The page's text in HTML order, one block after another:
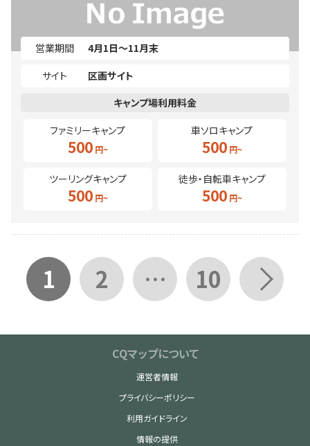
営業期間
4月1日～11月末
サイト
区画サイト
ファミリーキャンプ
500
車ソロキャンプ
500
ツーリングキャンプ
500
徒歩・自転車キャンプ
500
1 2 … 10
CQマップについて
運営者情報
プライバシーポリシー
利用ガイドライン
情報の提供